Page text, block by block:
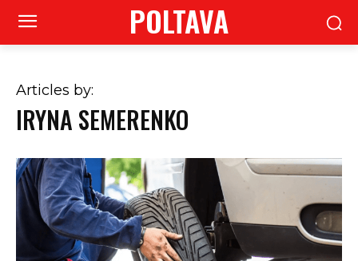
POLTAVA
Articles by:
IRYNA SEMERENKO